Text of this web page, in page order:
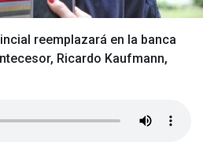
reemplazará en la banca
Ricardo Kaufmann,